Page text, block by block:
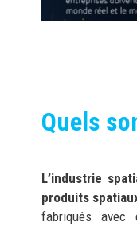
Quels
L’industrie
produits
fabriqués